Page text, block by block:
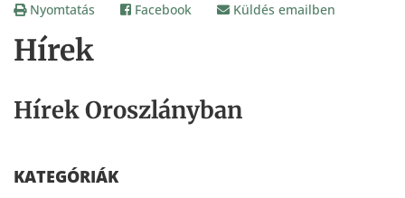
Hírek
Hírek Oroszlányban
KATEGÓRIÁK
Nyomtatás Facebook Küldés emailben